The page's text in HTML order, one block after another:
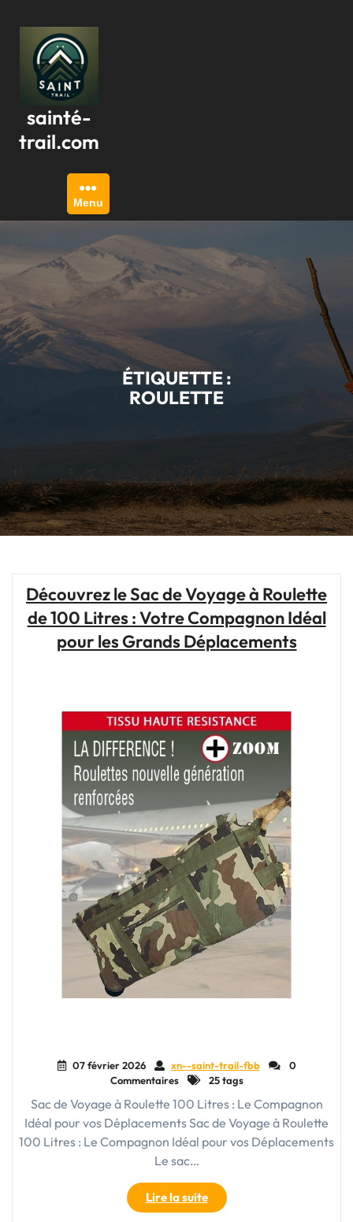
contenu
sainté-
trail.com
Menu
ÉTIQUETTE :
ROULETTE
Découvrez le Sac de Voyage à Roulette
de 100 Litres : Votre Compagnon Idéal
pour les Grands Déplacements
07 février 2026 xn--saint-trail-fbb
0
Commentaires
25 tags
Sac de Voyage à Roulette 100 Litres : Le Compagnon
Idéal pour vos Déplacements Sac de Voyage à Roulette
100 Litres : Le Compagnon Idéal pour vos Déplacements
Le sac…
Lire la suite"Découvrez
le